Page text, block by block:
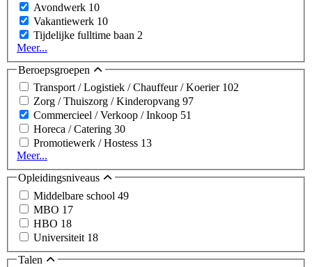
Avondwerk 10
Vakantiewerk 10
Tijdelijke fulltime baan 2
Meer...
Beroepsgroepen
Transport / Logistiek / Chauffeur / Koerier 102
Zorg / Thuiszorg / Kinderopvang 97
Commercieel / Verkoop / Inkoop 51
Horeca / Catering 30
Promotiewerk / Hostess 13
Meer...
Opleidingsniveaus
Middelbare school 49
MBO 17
HBO 18
Universiteit 18
Talen